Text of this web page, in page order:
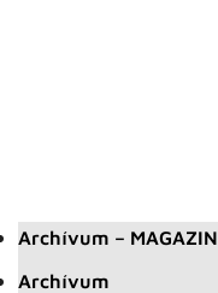
Archívum – MAGAZIN
Archívum